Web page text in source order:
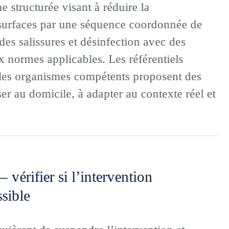
structurée visant à réduire la
par une séquence coordonnée de
salissures et désinfection avec des
normes applicables. Les référentiels
organismes compétents proposent des
au domicile, à adapter au contexte réel et
vérifier si l’intervention